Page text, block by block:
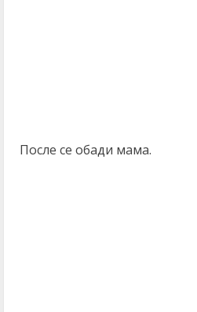
После се обади мама.